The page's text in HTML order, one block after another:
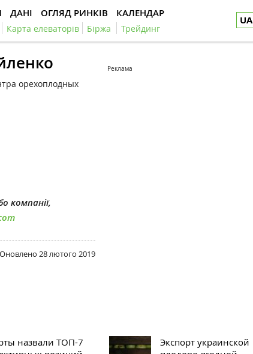
UA
ДАНІ ОГЛЯД РИНКІВ КАЛЕНДАР
Карта елеваторів Біржа Трейдинг
орехоплодных
компанії,
Оновлено 28 лютого 2019
Реклама
назвали ТОП-7
Экспорт украинской